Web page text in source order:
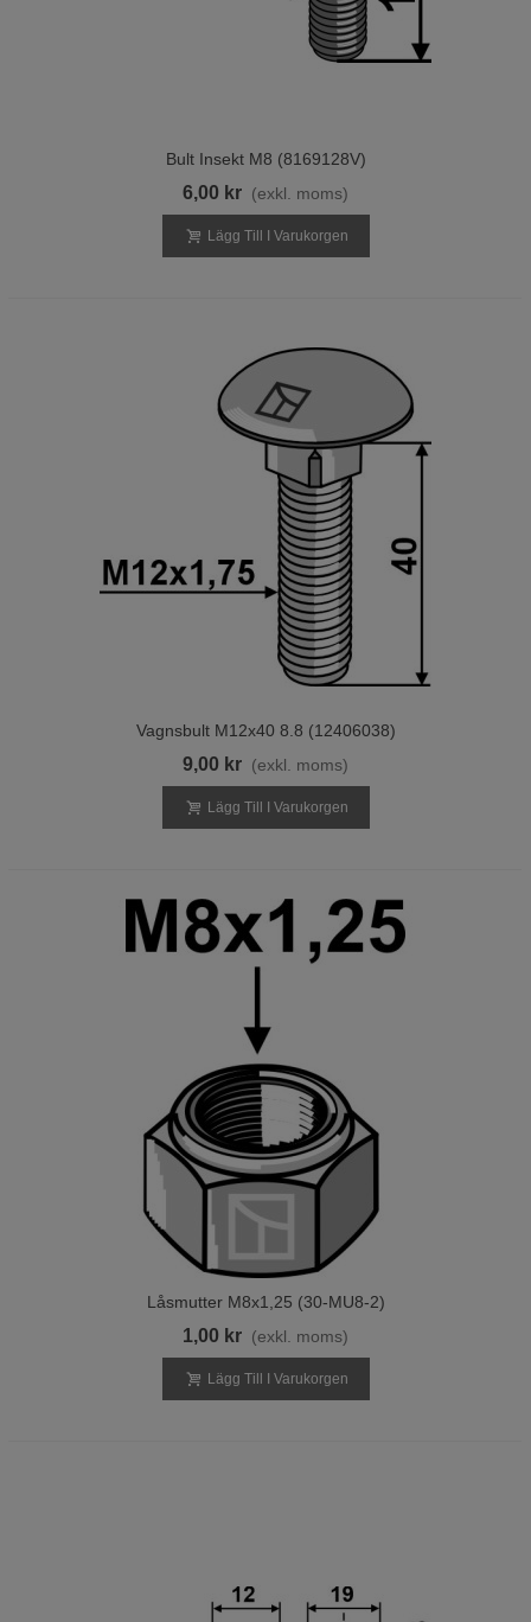
Bult Insekt M8 (8169128V)
6,00 kr (exkl. moms)
Lägg Till I Varukorgen
Vagnsbult M12x40 8.8 (12406038)
9,00 kr (exkl. moms)
Lägg Till I Varukorgen
Låsmutter M8x1,25 (30-MU8-2)
1,00 kr (exkl. moms)
Lägg Till I Varukorgen